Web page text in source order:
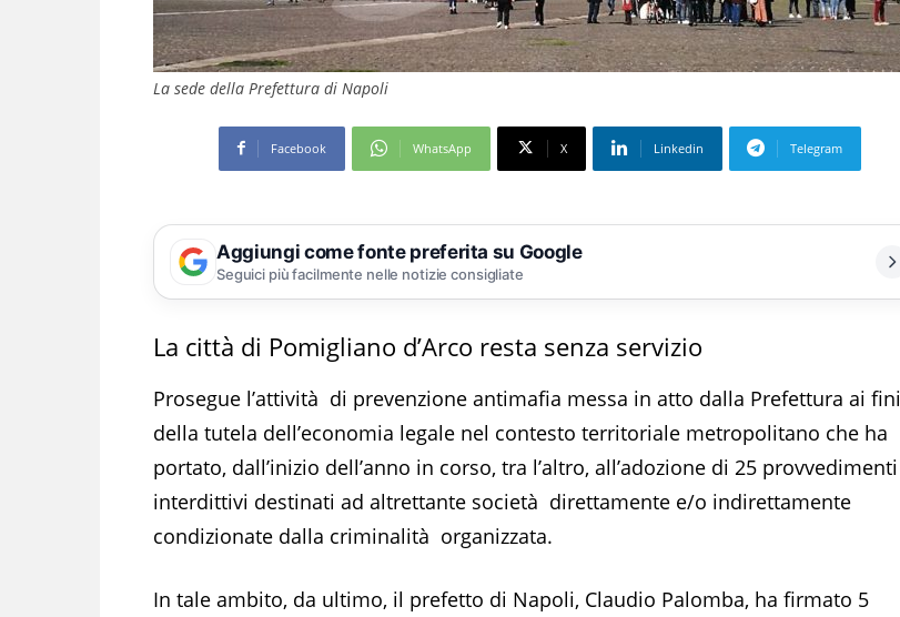
La sede della Prefettura di Napoli
Facebook WhatsApp X Linkedin Telegram
Aggiungi come fonte preferita su Google
Seguici più facilmente nelle notizie consigliate
La città di Pomigliano d’Arco resta senza servizio
Prosegue l’attività di prevenzione antimafia messa in atto dalla Prefettura ai fini
della tutela dell’economia legale nel contesto territoriale metropolitano che ha
portato, dall’inizio dell’anno in corso, tra l’altro, all’adozione di 25 provvedimenti
interdittivi destinati ad altrettante società direttamente e/o indirettamente
condizionate dalla criminalità organizzata.
In tale ambito, da ultimo, il prefetto di Napoli, Claudio Palomba, ha firmato 5